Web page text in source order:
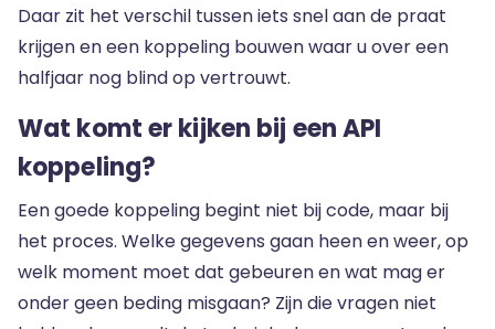
Daar zit het verschil tussen iets snel aan de praat
krijgen en een koppeling bouwen waar u over een
halfjaar nog blind op vertrouwt.
Wat komt er kijken bij een API
koppeling?
Een goede koppeling begint niet bij code, maar bij
het proces. Welke gegevens gaan heen en weer, op
welk moment moet dat gebeuren en wat mag er
onder geen beding misgaan? Zijn die vragen niet